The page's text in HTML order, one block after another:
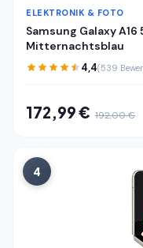
ELEKTRONIK & FOTO
Samsung Galaxy A16
Mitternachtsblau
4,4(539
172,99 € 192,00 €
4